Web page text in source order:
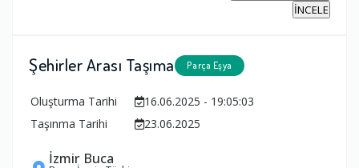
İNCELE
Şehirler Arası Taşıma Parça Eşya
Oluşturma Tarihi
16.06.2025 - 19:05:03
Taşınma Tarihi
23.06.2025
İzmir Buca